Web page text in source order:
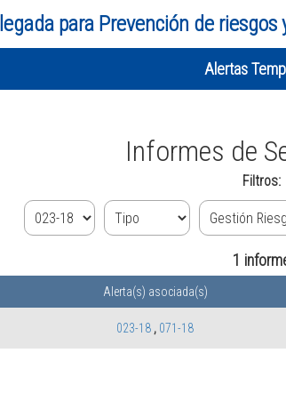
para Prevención de
Alertas
Informes de
Filtros:
1
Alerta(s) asociada(s)
023-18 , 071-18